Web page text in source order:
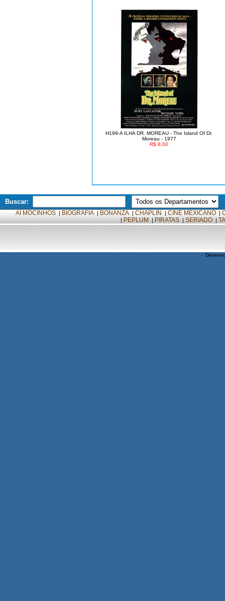
H199-A ILHA DR. MOREAU - The Island Of Dr.
Moreau - 1977
R$ 8,00
Buscar:
AÍ MOCINHOS| BIOGRAFIA| BONANZA| CHAPLIN | CINE MEXICANO|
| PEPLUM | PIRATAS| SERIADO|